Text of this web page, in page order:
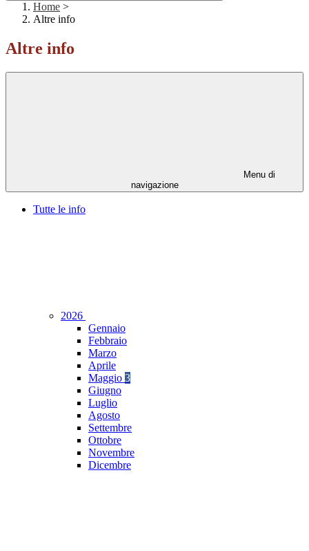
Home >
Altre info
Altre info
Menu di
navigazione
Tutte le info
2026
Gennaio
Febbraio
Marzo
Aprile
Maggio 3
Giugno
Luglio
Agosto
Settembre
Ottobre
Novembre
Dicembre